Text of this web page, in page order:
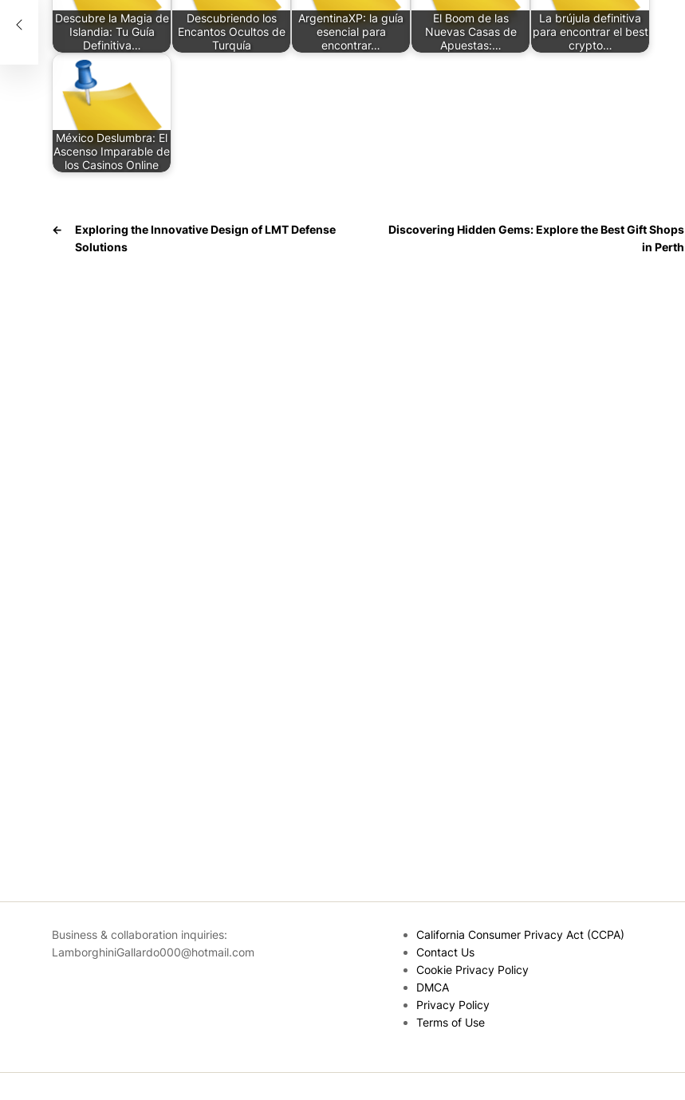
Descubre la Magia de
Islandia: Tu Guía
Definitiva…
Descubriendo los
Encantos Ocultos de
Turquía
ArgentinaXP: la guía
esencial para
encontrar…
El Boom de las
Nuevas Casas de
Apuestas:…
La brújula definitiva
para encontrar el best
crypto…
México Deslumbra: El
Ascenso Imparable de
los Casinos Online
←
Exploring the Innovative Design of LMT Defense
Solutions
Discovering Hidden Gems: Explore the Best Gift Shops
in Perth
Business & collaboration inquiries:
LamborghiniGallardo000@hotmail.com
California Consumer Privacy Act (CCPA)
Contact Us
Cookie Privacy Policy
DMCA
Privacy Policy
Terms of Use